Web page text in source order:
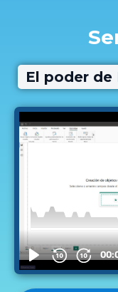
El poder